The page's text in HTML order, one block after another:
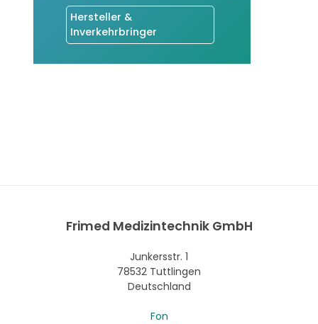
Hersteller &
Inverkehrbringer
Frimed Medizintechnik GmbH
Junkersstr. 1
78532 Tuttlingen
Deutschland
Fon